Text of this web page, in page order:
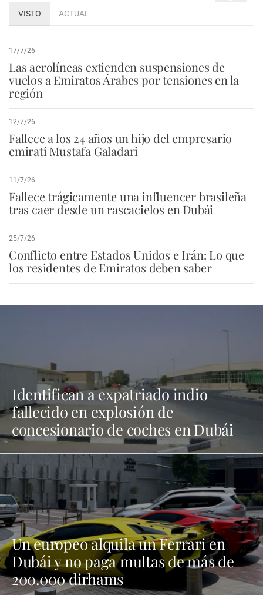
VISTO ACTUAL
17/7/26
Las aerolíneas extienden suspensiones de
vuelos a Emiratos Árabes por tensiones en la
región
12/7/26
Fallece a los 24 años un hijo del empresario
emiratí Mustafa Galadari
11/7/26
Fallece trágicamente una influencer brasileña
tras caer desde un rascacielos en Dubái
25/7/26
Conflicto entre Estados Unidos e Irán: Lo que
los residentes de Emiratos deben saber
Identifican a expatriado indio
fallecido en explosión de
concesionario de coches en Dubái
Un europeo alquila un Ferrari en
Dubái y no paga multas de más de
200.000 dirhams